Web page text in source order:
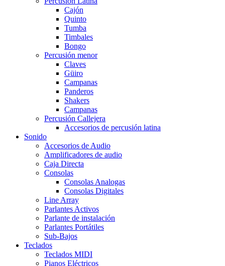
Cajón
Quinto
Tumba
Timbales
Bongo
Percusión menor
Claves
Güiro
Campanas
Panderos
Shakers
Campanas
Percusión Callejera
Accesorios de percusión latina
Sonido
Accesorios de Audio
Amplificadores de audio
Caja Directa
Consolas
Consolas Analogas
Consolas Digitales
Line Array
Parlantes Activos
Parlante de instalación
Parlantes Portátiles
Sub-Bajos
Teclados
Teclados MIDI
Pianos Eléctricos